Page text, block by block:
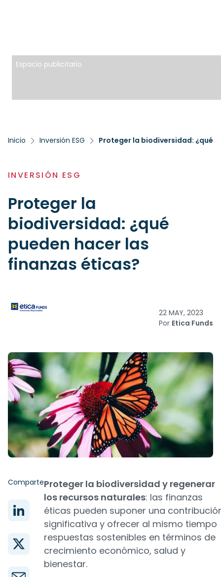
Espacio publicitario
Inicio Inversión ESG Proteger la biodiversidad: ¿qué
INVERSIÓN ESG
Proteger la
biodiversidad: ¿qué
pueden hacer las
finanzas éticas?
22 MAY, 2023
Por Etica Funds
ComparteProteger la biodiversidad y regenerar
los recursos naturales: las finanzas
éticas pueden suponer una
significativa y ofrecer al mismo tiempo
respuestas sostenibles en términos de
crecimiento económico, salud y
bienestar.